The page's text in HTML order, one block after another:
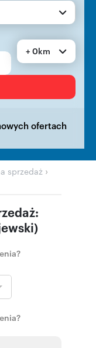
+ 0km
ofertach
sprzedaż ›